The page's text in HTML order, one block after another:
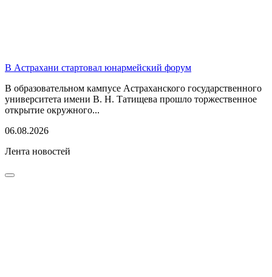
В Астрахани стартовал юнармейский форум
В образовательном кампусе Астраханского государственного
университета имени В. Н. Татищева прошло торжественное
открытие окружного...
06.08.2026
Лента новостей